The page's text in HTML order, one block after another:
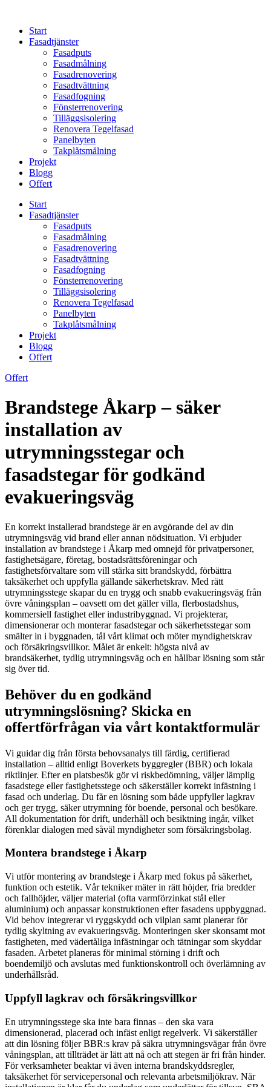
contentStart
Fasadtjänster
Fasadputs
Fasadmålning
Fasadrenovering
Fasadtvättning
Fasadfogning
Fönsterrenovering
Tilläggsisolering
Renovera Tegelfasad
Panelbyten
Takplåtsmålning
Projekt
Blogg
Offert
Start
Fasadtjänster
Fasadputs
Fasadmålning
Fasadrenovering
Fasadtvättning
Fasadfogning
Fönsterrenovering
Tilläggsisolering
Renovera Tegelfasad
Panelbyten
Takplåtsmålning
Projekt
Blogg
Offert
Offert
Brandstege Åkarp – säker
installation av
utrymningsstegar och
fasadstegar för godkänd
evakueringsväg
En korrekt installerad brandstege är en avgörande del av din
utrymningsväg vid brand eller annan nödsituation. Vi erbjuder
installation av brandstege i Åkarp med omnejd för privatpersoner,
fastighetsägare, företag, bostadsrättsföreningar och
fastighetsförvaltare som vill stärka sitt brandskydd, förbättra
taksäkerhet och uppfylla gällande säkerhetskrav. Med rätt
utrymningsstege skapar du en trygg och snabb evakueringsväg från
övre våningsplan – oavsett om det gäller villa, flerbostadshus,
kommersiell fastighet eller industribyggnad. Vi projekterar,
dimensionerar och monterar fasadstegar och säkerhetsstegar som
smälter in i byggnaden, tål vårt klimat och möter myndighetskrav
och försäkringsvillkor. Målet är enkelt: högsta nivå av
brandsäkerhet, tydlig utrymningsväg och en hållbar lösning som står
sig över tid.
Behöver du en godkänd
utrymningslösning? Skicka en
offertförfrågan via vårt kontaktformulär
Vi guidar dig från första behovsanalys till färdig, certifierad
installation – alltid enligt Boverkets byggregler (BBR) och lokala
riktlinjer. Efter en platsbesök gör vi riskbedömning, väljer lämplig
fasadstege eller fastighetsstege och säkerställer korrekt infästning i
fasad och underlag. Du får en lösning som både uppfyller lagkrav
och ger trygg, säker utrymning för boende, personal och besökare.
All dokumentation för drift, underhåll och besiktning ingår, vilket
förenklar dialogen med såväl myndigheter som försäkringsbolag.
Montera brandstege i Åkarp
Vi utför montering av brandstege i Åkarp med fokus på säkerhet,
funktion och estetik. Vår tekniker mäter in rätt höjder, fria bredder
och fallhöjder, väljer material (ofta varmförzinkat stål eller
aluminium) och anpassar konstruktionen efter fasadens uppbyggnad.
Vid behov integrerar vi ryggskydd och vilplan samt planerar för
tydlig skyltning av evakueringsväg. Monteringen sker skonsamt mot
fastigheten, med vädertåliga infästningar och tätningar som skyddar
fasaden. Arbetet planeras för minimal störning i drift och
boendemiljö och avslutas med funktionskontroll och överlämning av
underhållsråd.
Uppfyll lagkrav och försäkringsvillkor
En utrymningsstege ska inte bara finnas – den ska vara
dimensionerad, placerad och infäst enligt regelverk. Vi säkerställer
att din lösning följer BBR:s krav på säkra utrymningsvägar från övre
våningsplan, att tillträdet är lätt att nå och att stegen är fri från hinder.
För verksamheter beaktar vi även interna brandskyddsregler,
taksäkerhet för servicepersonal och relevanta arbetsmiljökrav. När